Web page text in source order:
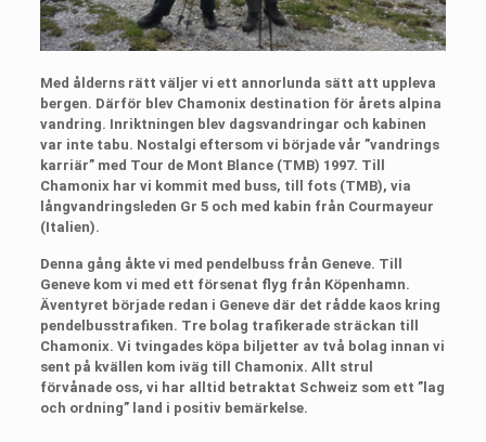
Med ålderns rätt väljer vi ett annorlunda sätt att uppleva
bergen. Därför blev Chamonix destination för årets alpina
vandring. Inriktningen blev dagsvandringar och kabinen
var inte tabu. Nostalgi eftersom vi började vår ”vandrings
karriär” med Tour de Mont Blance (TMB) 1997. Till
Chamonix har vi kommit med buss, till fots (TMB), via
långvandringsleden Gr 5 och med kabin från Courmayeur
(Italien).
Denna gång åkte vi med pendelbuss från Geneve. Till
Geneve kom vi med ett försenat flyg från Köpenhamn.
Äventyret började redan i Geneve där det rådde kaos kring
pendelbusstrafiken. Tre bolag trafikerade sträckan till
Chamonix. Vi tvingades köpa biljetter av två bolag innan vi
sent på kvällen kom iväg till Chamonix. Allt strul
förvånade oss, vi har alltid betraktat Schweiz som ett ”lag
och ordning” land i positiv bemärkelse.